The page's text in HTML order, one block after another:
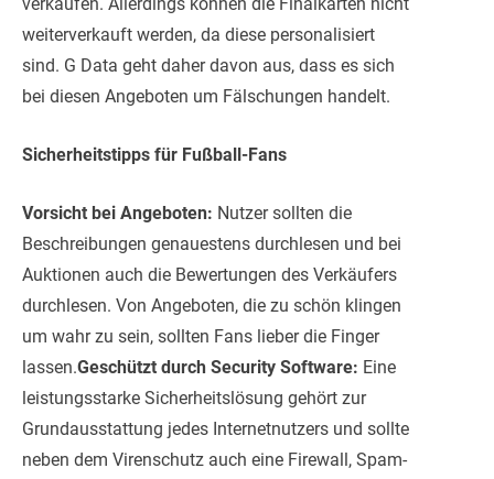
weiterverkauft werden, da diese personalisiert
sind. G Data geht daher davon aus, dass es sich
bei diesen Angeboten um Fälschungen handelt.
Sicherheitstipps für Fußball-Fans
Vorsicht bei Angeboten: Nutzer sollten die
Beschreibungen genauestens durchlesen und bei
Auktionen auch die Bewertungen des Verkäufers
durchlesen. Von Angeboten, die zu schön klingen
um wahr zu sein, sollten Fans lieber die Finger
lassen.Geschützt durch Security Software: Eine
leistungsstarke Sicherheitslösung gehört zur
Grundausstattung jedes Internetnutzers und sollte
neben dem Virenschutz auch eine Firewall, Spam-